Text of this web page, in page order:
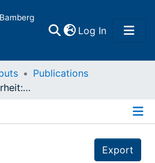
Log In(current)
Publications
Arbeitsplatzunsicherheit: Herausforderungen und Bewältigungsstrategien
Export